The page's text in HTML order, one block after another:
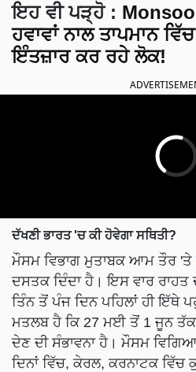
ਇਹ ਵੀ ਪੜ੍ਹੋ :
ਹਵਾਵਾਂ ਨਾਲ ਤਾਪਮਾਨ
ਇੰਤਜ਼ਾਰ ਕਰ ਰਹੇ ਲੋਕ!
ਦੱਖਣੀ ਭਾਰਤ 'ਚ ਕੀ ਹੋਵੇਗਾ ਸਥਿਤੀ?
ਮੌਸਮ ਵਿਭਾਗ ਮੁਤਾਬਕ ਆਮ ਤੌਰ 'ਤੇ
ਦਸਤਕ ਦਿੰਦਾ ਹੈ। ਇਸ ਵਾਰ ਰਾਹਤ
ਤਿੰਨ ਤੋਂ ਪੰਜ ਦਿਨ ਪਹਿਲਾਂ ਹੀ ਇੱਥੇ
ਮਤਲਬ ਹੈ ਕਿ 27 ਮਈ ਤੋਂ 1 ਜੂਨ
ਦੇਣ ਦੀ ਸੰਭਾਵਨਾ ਹੈ। ਮੌਸਮ
ਦਿਨਾਂ ਵਿੱਚ, ਕੇਰਲ, ਕਰਨਾਟਕ ਵਿੱਚ